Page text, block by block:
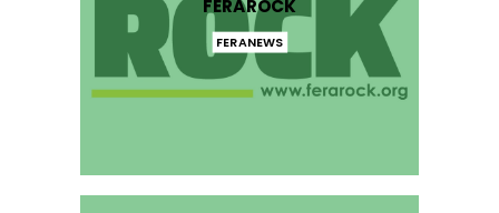
FERAROCK
FERANEWS